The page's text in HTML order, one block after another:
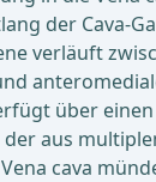
der Cava-
verläuft
über
aus
cava